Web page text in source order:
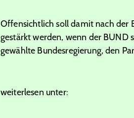
Offensichtlich soll damit nach der
gestärkt werden, wenn der BUND
gewählte Bundesregierung, den
weiterlesen unter: